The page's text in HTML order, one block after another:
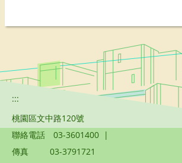
:::
桃園區文中路120號
聯絡電話
03-3601400 |
傳真
03-3791721